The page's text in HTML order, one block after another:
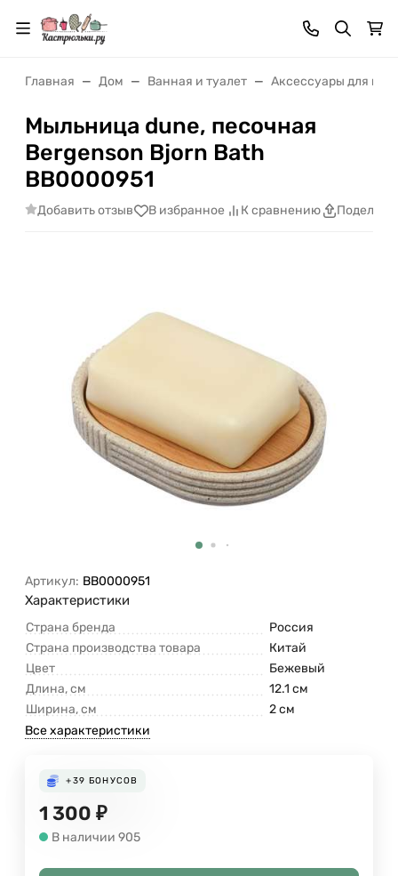
Главная Дом Ванная и туалет Аксессуары для
Мыльница dune, песочная
Bergenson Bjorn Bath
BB0000951
Добавить отзыв В избранное К сравнению
Артикул: BB0000951
Характеристики
Страна бренда
Россия
Страна производства товара
Китай
Цвет
Бежевый
Длина, см
12.1 см
Ширина, см
2 см
Все характеристики
+39 БОНУСОВ
1 300 ₽
В наличии 905